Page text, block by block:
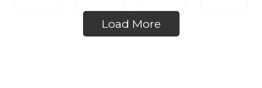
Load More